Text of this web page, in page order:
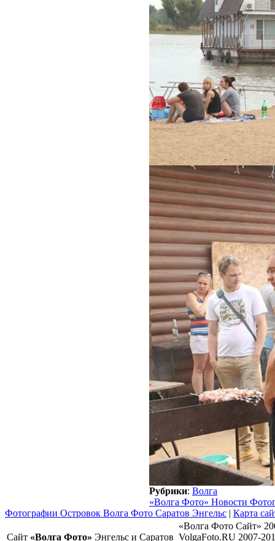
Рубрики: Волга
«Волга Фото» Новости
Фотографии Островок Волга Фото Саратов Энгельс | Карта
Сайт «Волга Фото» Энгельс и Саратов
«Волга Фото Сайт»
VolgaFoto.RU 2007-